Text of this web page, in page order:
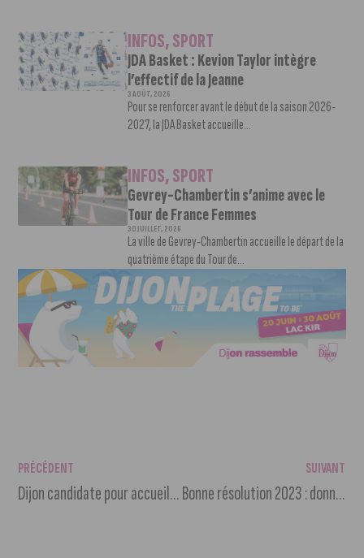
INFOS,SPORT
JDA Basket : Kevion Taylor intègre
l’effectif de la Jeanne
3 AOÛT, 2026
Pour se renforcer avant le début de la saison 2026-
2027, la JDA Basket accueille...
INFOS,SPORT
Gevrey-Chambertin s’anime avec le
Tour de France Femmes
30 JUILLET, 2026
La ville de Gevrey-Chambertin accueille le départ de la
quatrième étape du Tour de...
PRÉCÉDENT
Dijon candidate pour accueillir l’élection Miss France en 2023
SUIVANT
Bonne résolution 2023 : donner votre sang